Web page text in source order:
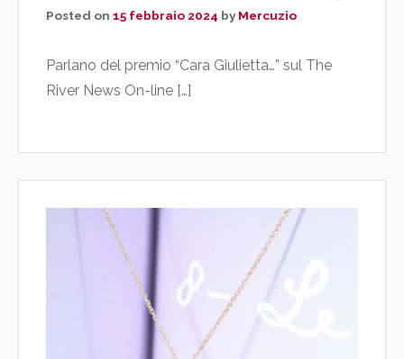
Posted on 15 febbraio 2024 by Mercuzio
Parlano del premio “Cara Giulietta…” sul The
River News On-line […]